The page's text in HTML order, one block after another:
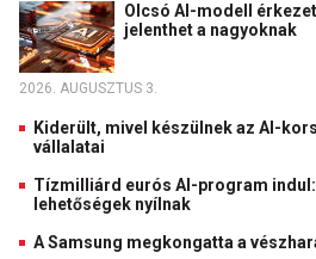
Olcsó AI-modell
jelenthet a nagyoknak
2026. AUGUSZTUS 3.
Kiderült, mivel készülnek az AI-
vállalatai
Tízmilliárd eurós AI-program
lehetőségek nyílnak
A Samsung megkongatta a